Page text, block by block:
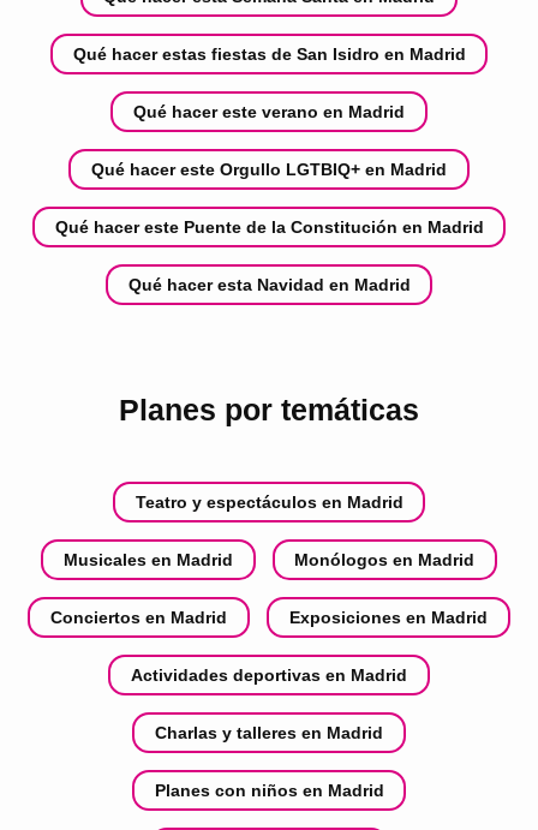
Qué hacer estas fiestas de San Isidro en Madrid
Qué hacer este verano en Madrid
Qué hacer este Orgullo LGTBIQ+ en Madrid
Qué hacer este Puente de la Constitución en Madrid
Qué hacer esta Navidad en Madrid
Planes por temáticas
Teatro y espectáculos en Madrid
Musicales en Madrid Monólogos en Madrid
Conciertos en Madrid Exposiciones en Madrid
Actividades deportivas en Madrid
Charlas y talleres en Madrid
Planes con niños en Madrid